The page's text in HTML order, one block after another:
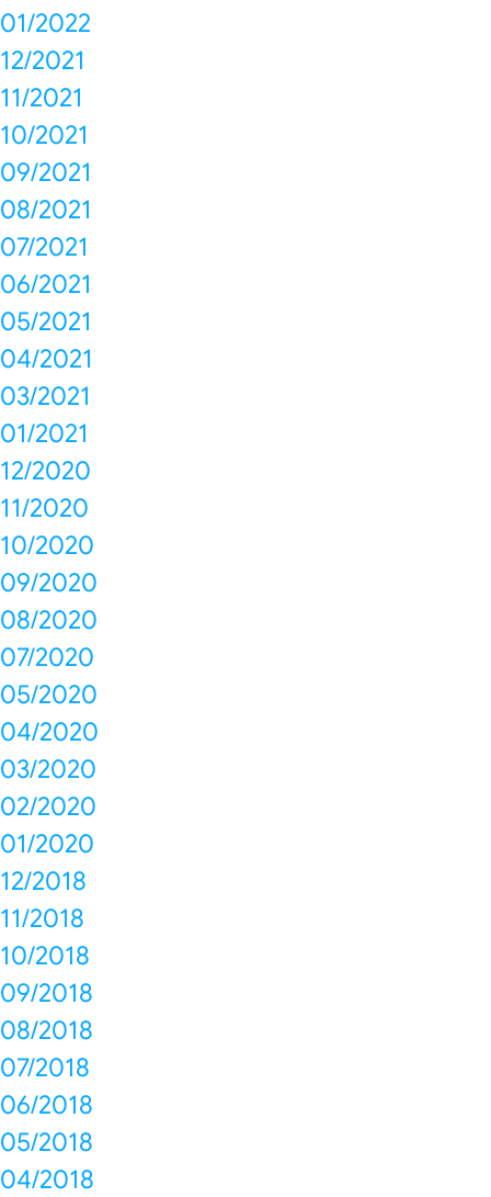
01/2022
12/2021
11/2021
10/2021
09/2021
08/2021
07/2021
06/2021
05/2021
04/2021
03/2021
01/2021
12/2020
11/2020
10/2020
09/2020
08/2020
07/2020
05/2020
04/2020
03/2020
02/2020
01/2020
12/2018
11/2018
10/2018
09/2018
08/2018
07/2018
06/2018
05/2018
04/2018